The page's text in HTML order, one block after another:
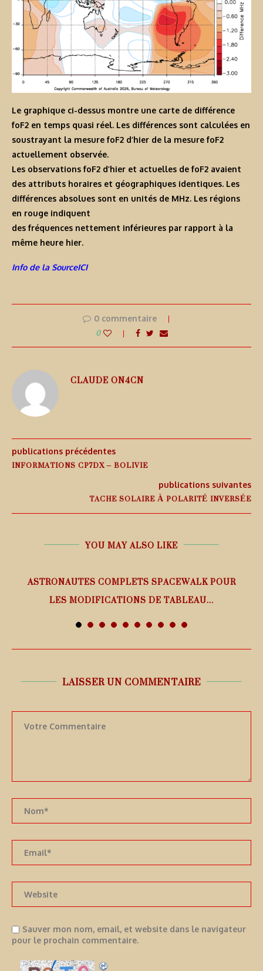
Le graphique ci-dessus montre une carte de différence
foF2 en temps quasi réel. Les différences sont calculées en
soustrayant la mesure foF2 d’hier de la mesure foF2
actuellement observée.
Les observations foF2 d’hier et actuelles de foF2 avaient
des attributs horaires et géographiques identiques. Les
différences absolues sont en unités de MHz. Les régions
en rouge indiquent
des fréquences nettement inférieures par rapport à la
même heure hier.
Info de la SourceICI
0 commentaire
0
CLAUDE ON4CN
publications précédentes
INFORMATIONS CP7DX – BOLIVIE
publications suivantes
TACHE SOLAIRE À POLARITÉ INVERSÉE
YOU MAY ALSO LIKE
ASTRONAUTES COMPLETS SPACEWALK POUR
LES MODIFICATIONS DE TABLEAU...
LAISSER UN COMMENTAIRE
Sauver mon nom, email, et website dans le navigateur
pour le prochain commentaire.